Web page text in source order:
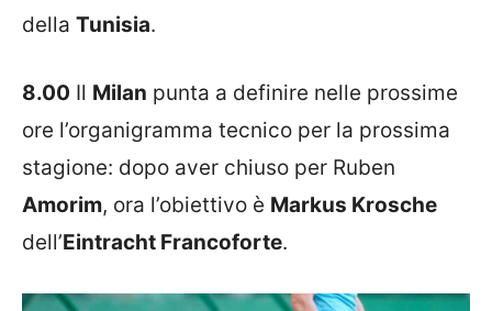
della Tunisia.
8.00 Il Milan punta a definire nelle prossime
ore l’organigramma tecnico per la prossima
stagione: dopo aver chiuso per Ruben
Amorim, ora l’obiettivo è Markus Krosche
dell’Eintracht Francoforte.